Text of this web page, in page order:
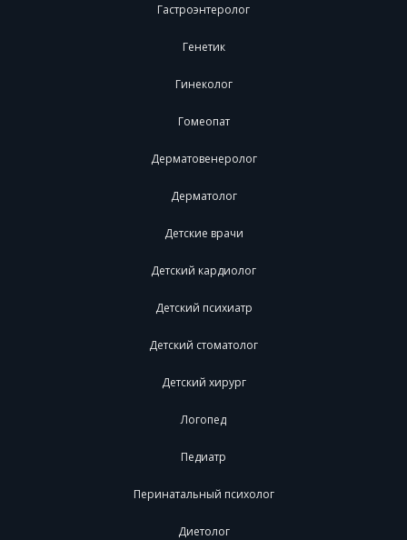
Гастроэнтеролог
Генетик
Гинеколог
Гомеопат
Дерматовенеролог
Дерматолог
Детские врачи
Детский кардиолог
Детский психиатр
Детский стоматолог
Детский хирург
Логопед
Педиатр
Перинатальный психолог
Диетолог